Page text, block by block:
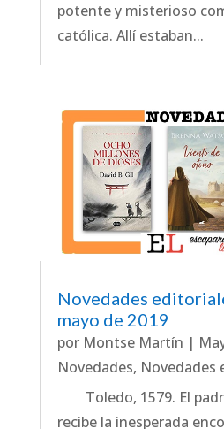
potente y misterioso
católica. Allí estaban...
Novedades
mayo de 2019
por Montse Martín |
Novedades, Novedades
Toledo, 1579. El
recibe la inesperada